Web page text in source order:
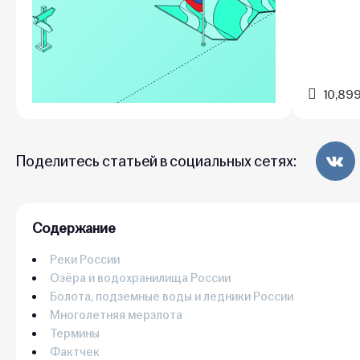
Поделитесь статьей в социальных сетях:
Содержание
Реки России
Озёра и водохранилища России
Болота, подземные воды и ледники России
Многолетняя мерзлота
Термины
Фактчек